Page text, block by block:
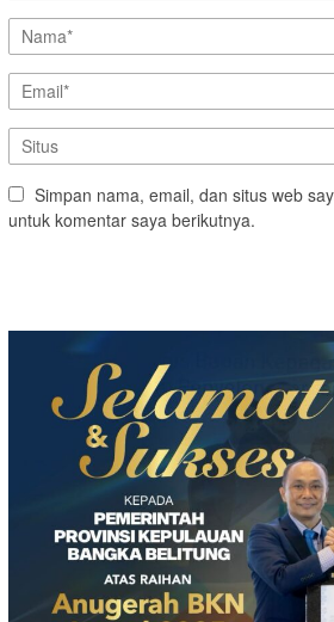
Simpan nama, email, dan situs web
untuk komentar saya berikutnya.